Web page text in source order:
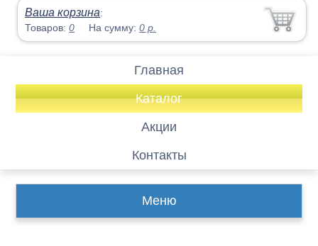
Ваша корзина:
Товаров:0 На сумму:0 р.
Главная
Каталог
Акции
Контакты
Меню